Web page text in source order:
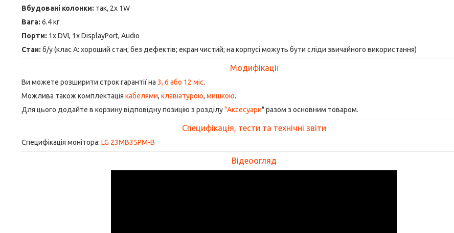
Вбудовані колонки: так, 2x 1W
Вага: 6.4 кг
Порти: 1x DVI, 1x DisplayPort, Audio
Стан: б/у (клас А: хороший стан; без дефектів; екран чистий; на корпусі можуть бути сліди звичайного використання)
Модифікації
Ви можете розширити строк гарантії на 3, 6 або 12 міс.
Можлива також комплектація кабелями, клавіатурою, мишкою.
Для цього додайте в корзину відповідну позицію з розділу"Аксесуари" разом з основним товаром.
Специфікація, тести та технічні звіти
Специфікація монітора: LG 23MB35PM-B
Відеоогляд